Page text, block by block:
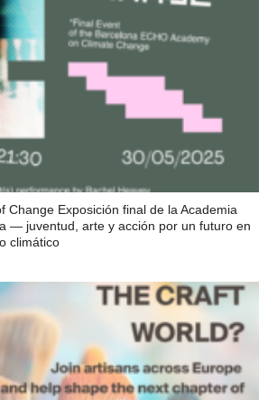
Change Exposición final de la Academia
— juventud, arte y acción por un futuro en
climático